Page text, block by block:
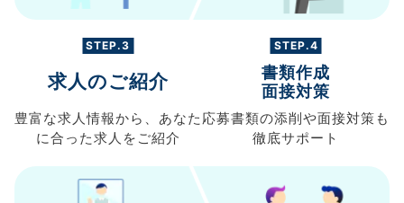
STEP.3
求人のご紹介
豊富な求人情報から、 あなた
に合った求人を ご紹介
STEP.4
書類作成
面接対策
応募書類の添削や面接対策も
徹底サポート